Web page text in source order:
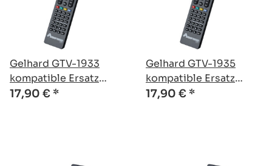
Gelhard GTV-1933
kompatible Ersatz
Fernbedienung
17,90 € *
Gelhard GTV-1935
kompatible Ersatz
Fernbedienung
17,90 € *